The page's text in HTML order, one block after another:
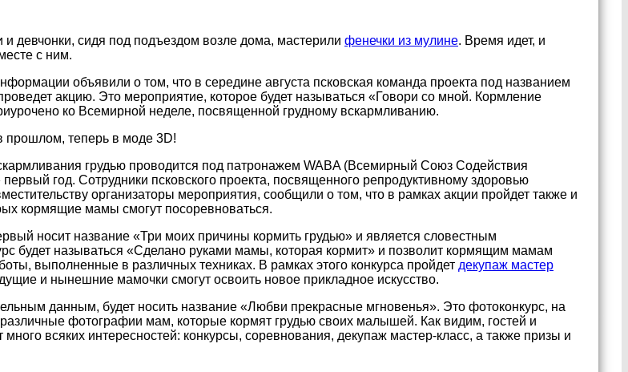
девчонки, сидя под подъездом возле дома, мастерили фенечки из мулине. Время идет, и
с ним.
объявили о том, что в середине августа псковская команда проекта под названием
акцию. Это мероприятие, которое будет называться «Говори со мной. Кормление
ко Всемирной неделе, посвященной грудному вскармливанию.
прошлом, теперь в моде 3D!
грудью проводится под патронажем WABA (Всемирный Союз Содействия
год. Сотрудники псковского проекта, посвященного репродуктивному здоровью
организаторы мероприятия, сообщили о том, что в рамках акции пройдет также и
кормящие мамы смогут посоревноваться.
носит название «Три моих причины кормить грудью» и является словестным
будет называться «Сделано руками мамы, которая кормит» и позволит кормящим мамам
выполненные в различных техниках. В рамках этого конкурса пройдет декупаж мастер
и нынешние мамочки смогут освоить новое прикладное искусство.
данным, будет носить название «Любви прекрасные мгновенья». Это фотоконкурс, на
фотографии мам, которые кормят грудью своих малышей. Как видим, гостей и
всяких интересностей: конкурсы, соревнования, декупаж мастер-класс, а также призы и